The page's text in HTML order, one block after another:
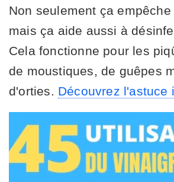
Non seulement ça empêche
mais ça aide aussi à
Cela fonctionne pour les
de moustiques, de guêpes
d'orties. Découvrez l'astuce